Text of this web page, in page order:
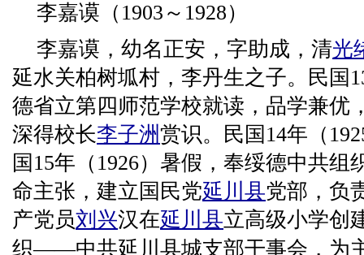
李嘉谟（1903～1928）
李嘉谟，幼名正安，字助成，清光
延水关柏树坬村，李丹生之子。民国
德省立第四师范学校就读，品学兼优
深得校长李子洲赏识。民国14年（
国15年（1926）暑假，奉绥德中共组
命主张，建立国民党延川县党部，负
产党员刘兴汉在延川县立高级小学创
织——中共延川县城支部干事会，为